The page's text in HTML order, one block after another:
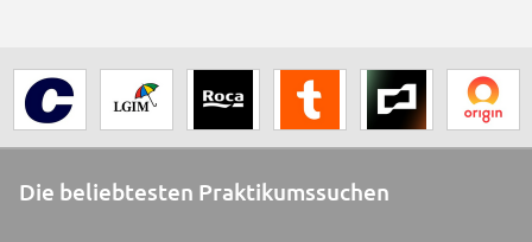
Die beliebtesten Praktikumssuchen